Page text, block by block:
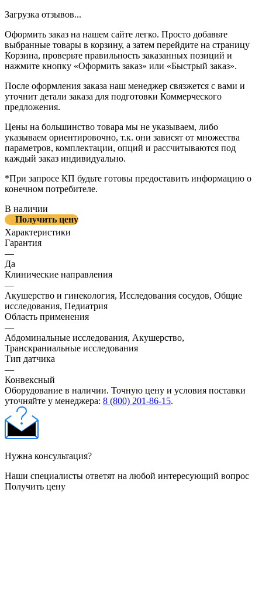
Загрузка отзывов...
Оформить заказ на нашем сайте легко. Просто добавьте
выбранные товары в корзину, а затем перейдите на страницу
Корзина, проверьте правильность заказанных позиций и
нажмите кнопку «Оформить заказ» или «Быстрый заказ».
После оформления заказа наш менеджер связжется с вами и
уточнит детали заказа для подготовки Коммерческого
предложения.
Цены на большинство товара мы не указываем, либо
указываем ориентировочно, т.к. они зависят от множества
параметров, комплектации, опций и рассчитываются под
каждый заказ индивидуально.
*При запросе КП будьте готовы предоставить информацию о
конечном потребителе.
В наличии
Получить цену
Характеристики
Гарантия
—
Да
Клинические направления
—
Акушерство и гинекология, Исследования сосудов, Общие
исследования, Педиатрия
Область применения
—
Абдоминальные исследования, Акушерство,
Транскраниальные исследования
Тип датчика
—
Конвексный
Оборудование в наличии. Точную цену и условия поставки
уточняйте у менеджера: 8 (800) 201-86-15.
Нужна консультация?
Наши специалисты ответят на любой интересующий вопрос
Получить цену